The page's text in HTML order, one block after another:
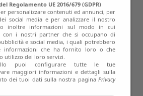
Regolamento UE 2016/679 (GDPR)
personalizzare contenuti ed annunci, per
social media e per analizzare il nostro
inoltre informazioni sul modo in cui
con i nostri partner che si occupano di
e social media, i quali potrebbero
informazioni che ha fornito loro o che
utilizzo dei loro servizi.
puoi configurare tutte le tue
maggiori informazioni e dettagli sulla
dei tuoi dati sulla nostra paginaPrivacy